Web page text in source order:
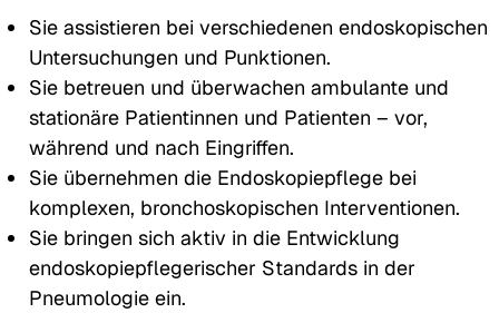
Sie assistieren bei verschiedenen endoskopischen
Untersuchungen und Punktionen.
Sie betreuen und überwachen ambulante und
stationäre Patientinnen und Patienten – vor,
während und nach Eingriffen.
Sie übernehmen die Endoskopiepflege bei
komplexen, bronchoskopischen Interventionen.
Sie bringen sich aktiv in die Entwicklung
endoskopiepflegerischer Standards in der
Pneumologie ein.